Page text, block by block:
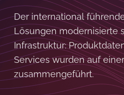
Der international
Lösungen modernisierte
Infrastruktur:
Services wurden auf
zusammengeführt.